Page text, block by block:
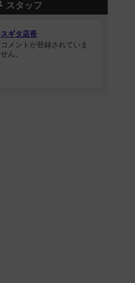
スタッフ
スギタ店長
コメントが登録されていま
せん。